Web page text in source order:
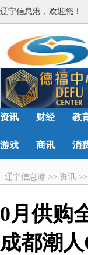
辽宁信息港，欢迎您！
资讯 财经 教
游戏 商讯 消
辽宁信息港 >> 资讯 >>
0月供购
成都潮